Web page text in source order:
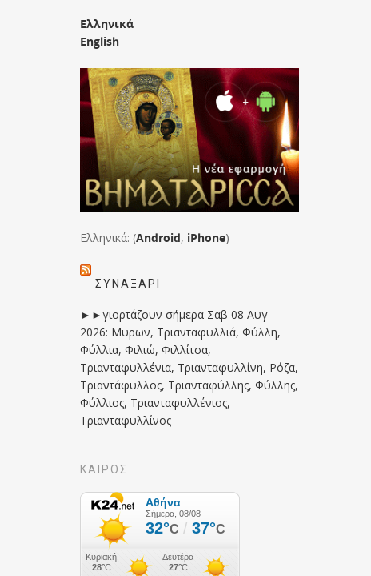
Ελληνικά
English
Ελληνικά: (Android, iPhone)
ΣΥΝΑΞΆΡΙ
►►γιορτάζουν σήμερα Σαβ 08 Αυγ
2026: Μυρων, Τριανταφυλλιά, Φύλλη,
Φύλλια, Φιλιώ, Φιλλίτσα,
Τριανταφυλλένια, Τριανταφυλλίνη, Ρόζα,
Τριαντάφυλλος, Τριανταφύλλης, Φύλλης,
Φύλλιος, Τριανταφυλλένιος,
Τριανταφυλλίνος
ΚΑΙΡΟΣ